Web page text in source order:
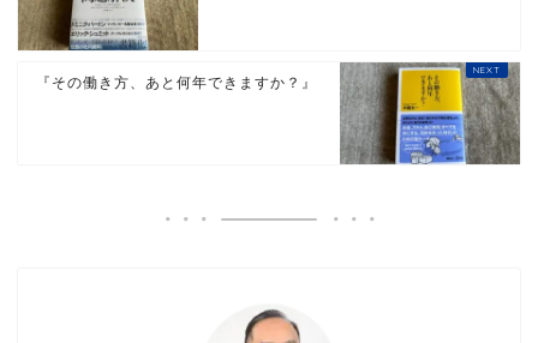
『その働き方、あと何年できますか？』